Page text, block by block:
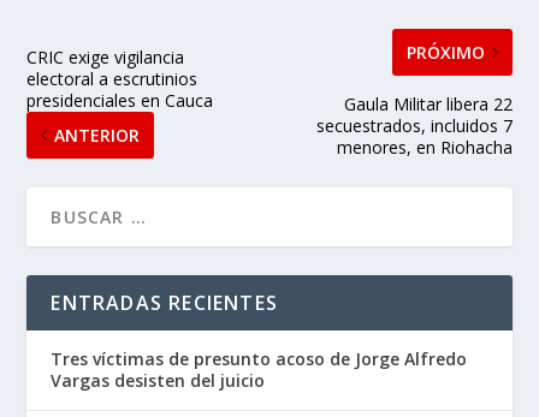
CRIC exige vigilancia
electoral a escrutinios
presidenciales en Cauca
ANTERIOR
PRÓXIMO
Gaula Militar libera 22
secuestrados, incluidos 7
menores, en Riohacha
ENTRADAS RECIENTES
Tres víctimas de presunto acoso de Jorge Alfredo
Vargas desisten del juicio